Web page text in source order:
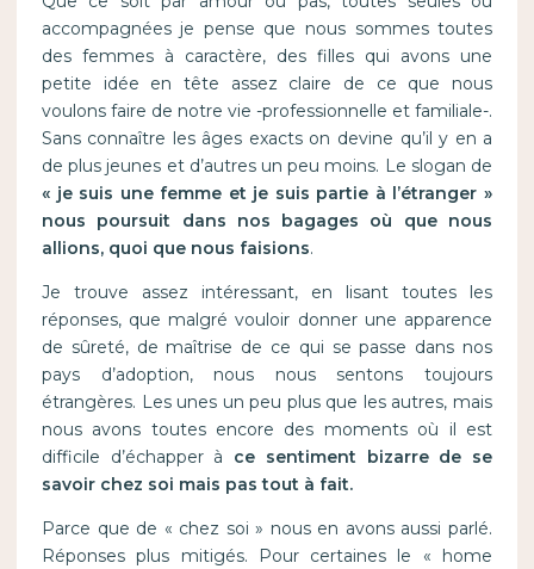
accompagnées je pense que nous sommes toutes
des femmes à caractère, des filles qui avons une
petite idée en tête assez claire de ce que nous
voulons faire de notre vie -professionnelle et familiale-.
Sans connaître les âges exacts on devine qu’il y en a
de plus jeunes et d’autres un peu moins. Le slogan de
« je suis une femme et je suis partie à l’étranger »
nous poursuit dans nos bagages où que nous
allions, quoi que nous faisions.
Je trouve assez intéressant, en lisant toutes les
réponses, que malgré vouloir donner une apparence
de sûreté, de maîtrise de ce qui se passe dans nos
pays d’adoption, nous nous sentons toujours
étrangères. Les unes un peu plus que les autres, mais
nous avons toutes encore des moments où il est
difficile d’échapper à ce sentiment bizarre de se
savoir chez soi mais pas tout à fait.
Parce que de « chez soi » nous en avons aussi parlé.
Réponses plus mitigés. Pour certaines le « home